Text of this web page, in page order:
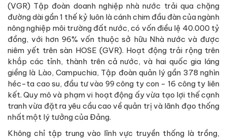
(VGR) Tập đoàn doanh nghiệp nhà nước trải qua chặng
đường dài gần 1 thế kỷ luôn là cánh chim đầu đàn của ngành
nông nghiệp môi trường đất nước, có vốn điều lệ 40.000 tỷ
đồng, với hơn 96% vốn thuộc sở hữu Nhà nước và được
niêm yết trên sàn HOSE (GVR). Hoạt động trải rộng trên
khắp các tỉnh, thành trên cả nước, và hai quốc gia láng
giềng là Lào, Campuchia, Tập đoàn quản lý gần 378 nghìn
héc-ta cao su, đầu tư vào 99 công ty con - 16 công ty liên
kết. Quy mô và phạm vi hoạt động ấy vừa tạo lợi thế cạnh
tranh vừa đặt ra yêu cầu cao về quản trị và lãnh đạo thống
nhất một lý tưởng của Đảng.
Không chỉ tập trung vào lĩnh vực truyền thống là trồng,